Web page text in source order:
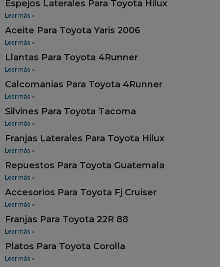
Espejos Laterales Para Toyota Hilux
Leer más »
Aceite Para Toyota Yaris 2006
Leer más »
Llantas Para Toyota 4Runner
Leer más »
Calcomanias Para Toyota 4Runner
Leer más »
Silvines Para Toyota Tacoma
Leer más »
Franjas Laterales Para Toyota Hilux
Leer más »
Repuestos Para Toyota Guatemala
Leer más »
Accesorios Para Toyota Fj Cruiser
Leer más »
Franjas Para Toyota 22R 88
Leer más »
Platos Para Toyota Corolla
Leer más »